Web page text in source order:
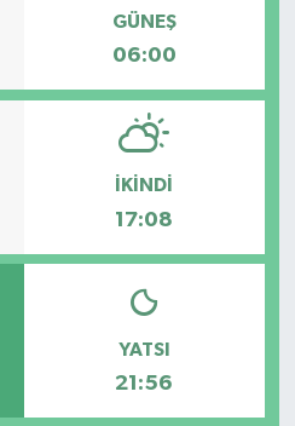
GÜNEŞ
06:00
İKINDI
17:08
YATSI
21:56